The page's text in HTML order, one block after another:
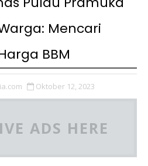
Mencari
BBM
Oktober 12, 2023
ADS HERE